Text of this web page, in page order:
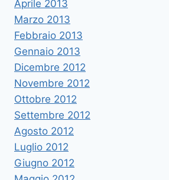
Aprile 2013
Marzo 2013
Febbraio 2013
Gennaio 2013
Dicembre 2012
Novembre 2012
Ottobre 2012
Settembre 2012
Agosto 2012
Luglio 2012
Giugno 2012